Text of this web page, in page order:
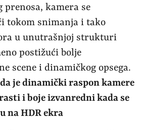
prenosa, kamera se
tokom snimanja i tako
u unutrašnjoj strukturi
postižući bolje
scene i dinamičkog opsega.
je dinamički raspon kamere
i boje izvanredni kada se
na HDR ekra